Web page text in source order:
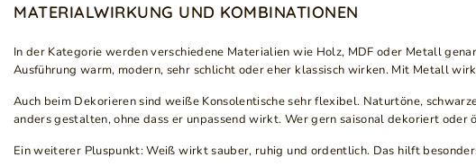
MATERIALWIRKUNG UND KOMBINATIONEN
In der Kategorie werden verschiedene Materialien wie Holz, MDF oder Metall
Ausführung warm, modern, sehr schlicht oder eher klassisch wirken. Mit Metall
Auch beim Dekorieren sind weiße Konsolentische sehr flexibel. Naturtöne,
anders gestalten, ohne dass er unpassend wirkt. Wer gern saisonal dekoriert
Ein weiterer Pluspunkt: Weiß wirkt sauber, ruhig und ordentlich. Das hilft